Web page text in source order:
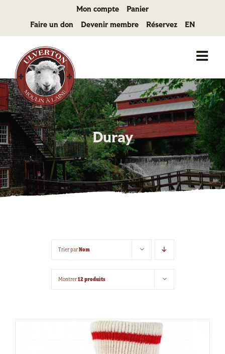
Mon compte Panier
Faire un don Devenir membre Réservez EN
Duray
Trier parNom
Montrer12 produits